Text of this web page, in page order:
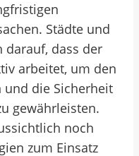
Städte und
darauf, dass der
arbeitet, um den
die Sicherheit
gewährleisten.
noch
zum Einsatz